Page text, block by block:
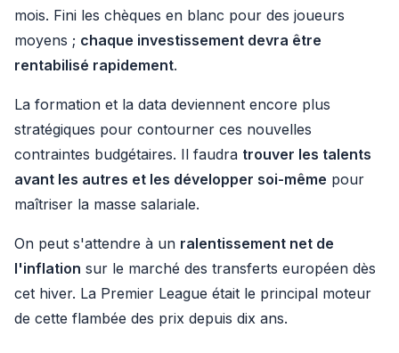
mois. Fini les chèques en blanc pour des joueurs
moyens ; chaque investissement devra être
rentabilisé rapidement.
La formation et la data deviennent encore plus
stratégiques pour contourner ces nouvelles
contraintes budgétaires. Il faudra trouver les talents
avant les autres et les développer soi-même pour
maîtriser la masse salariale.
On peut s'attendre à un ralentissement net de
l'inflation sur le marché des transferts européen dès
cet hiver. La Premier League était le principal moteur
de cette flambée des prix depuis dix ans.